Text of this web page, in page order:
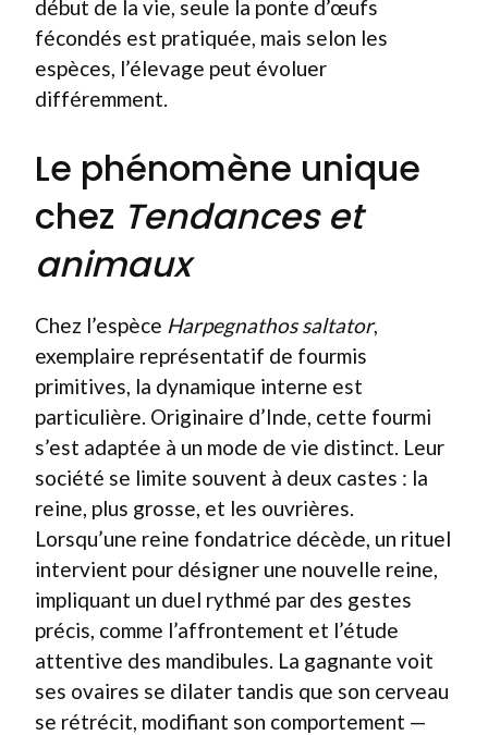
début de la vie, seule la ponte d’œufs
fécondés est pratiquée, mais selon les
espèces, l’élevage peut évoluer
différemment.
Le phénomène unique
chez Tendances et
animaux
Chez l’espèce Harpegnathos saltator,
exemplaire représentatif de fourmis
primitives, la dynamique interne est
particulière. Originaire d’Inde, cette fourmi
s’est adaptée à un mode de vie distinct. Leur
société se limite souvent à deux castes : la
reine, plus grosse, et les ouvrières.
Lorsqu’une reine fondatrice décède, un rituel
intervient pour désigner une nouvelle reine,
impliquant un duel rythmé par des gestes
précis, comme l’affrontement et l’étude
attentive des mandibules. La gagnante voit
ses ovaires se dilater tandis que son cerveau
se rétrécit, modifiant son comportement —